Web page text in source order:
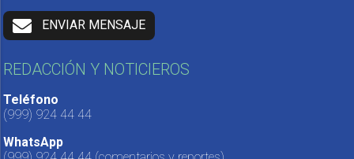
ENVIAR MENSAJE
REDACCIÓN Y NOTICIEROS
Teléfono
(999) 924 44 44
WhatsApp